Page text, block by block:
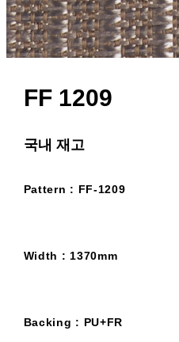
FF 1209
국내 재고
Pattern : FF-1209
Width : 1370mm
Backing : PU+FR